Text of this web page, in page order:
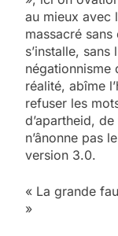
au mieux avec
massacré
s’installe,
négationnisme
réalité, abîme
refuser les
d’apartheid,
n’ânonne pas
version 3.0.
« La grande
»